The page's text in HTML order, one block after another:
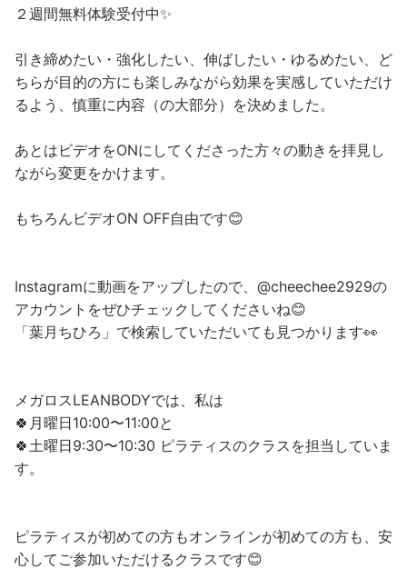
２週間無料体験受付中✨
引き締めたい・強化したい、伸ばしたい・ゆるめたい、ど
ちらが目的の方にも楽しみながら効果を実感していただけ
るよう、慎重に内容（の大部分）を決めました。
あとはビデオをONにしてくださった方々の動きを拝見し
ながら変更をかけます。
もちろんビデオON OFF自由です😊
Instagramに動画をアップしたので、@cheechee2929の
アカウントをぜひチェックしてくださいね😊
「葉月ちひろ」で検索していただいても見つかります👀
メガロスLEANBODYでは、私は
🍀月曜日10:00〜11:00と
🍀土曜日9:30〜10:30 ピラティスのクラスを担当していま
す。
ピラティスが初めての方もオンラインが初めての方も、安
心してご参加いただけるクラスです😊